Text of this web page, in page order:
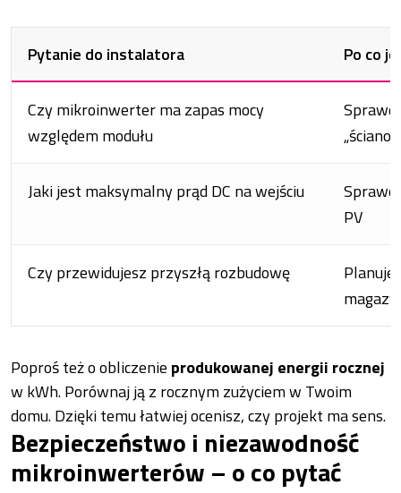
Pytanie do instalatora Po co
Czy mikroinwerter ma zapas mocy
względem modułu
Jaki jest maksymalny prąd DC na wejściu
PV
Czy przewidujesz przyszłą rozbudowę
Poproś też o obliczenie produkowanej energii rocznej
w kWh. Porównaj ją z rocznym zużyciem w Twoim
domu. Dzięki temu łatwiej ocenisz, czy projekt ma sens.
Bezpieczeństwo i niezawodność
mikroinwerterów – o co pytać